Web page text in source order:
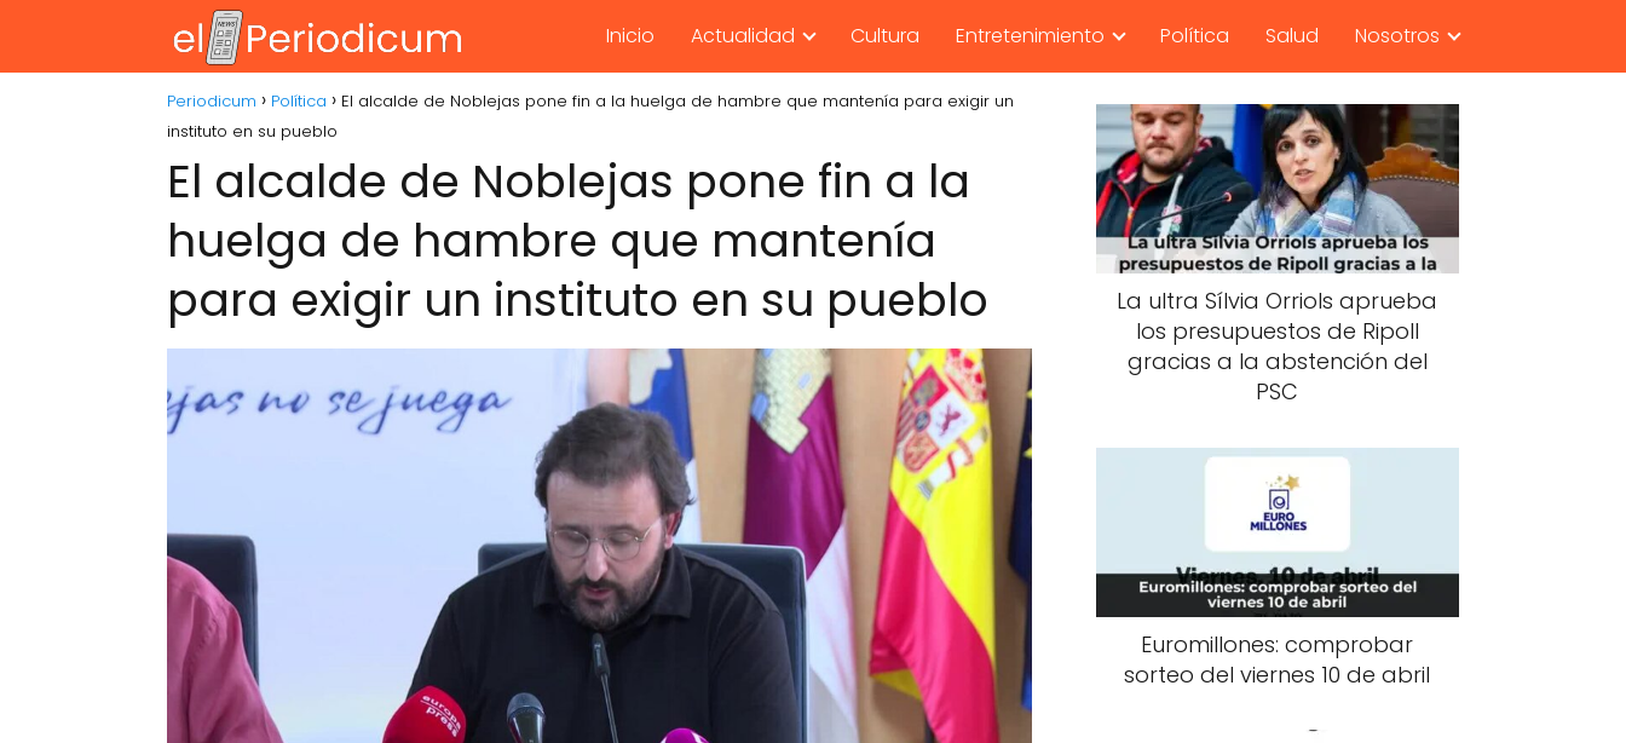
Inicio Actualidad Cultura Entretenimiento Política Salud Nosotros
Periodicum Política
El alcalde de Noblejas pone fin a la huelga de hambre que mantenía para exigir un
instituto en su pueblo
El alcalde de Noblejas pone fin a la
huelga de hambre que mantenía
para exigir un instituto en su pueblo
La ultra Sílvia Orriols aprueba
los presupuestos de Ripoll
gracias a la abstención del
PSC
Euromillones: comprobar
sorteo del viernes 10 de abril